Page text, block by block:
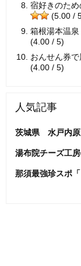
宿好きのため
(5.00 /
箱根湯本温
(4.00 / 5)
おんせん券
(4.00 / 5)
人気記事
茨城県 水戸内原
湯布院チーズ工
那須最強珍スポ